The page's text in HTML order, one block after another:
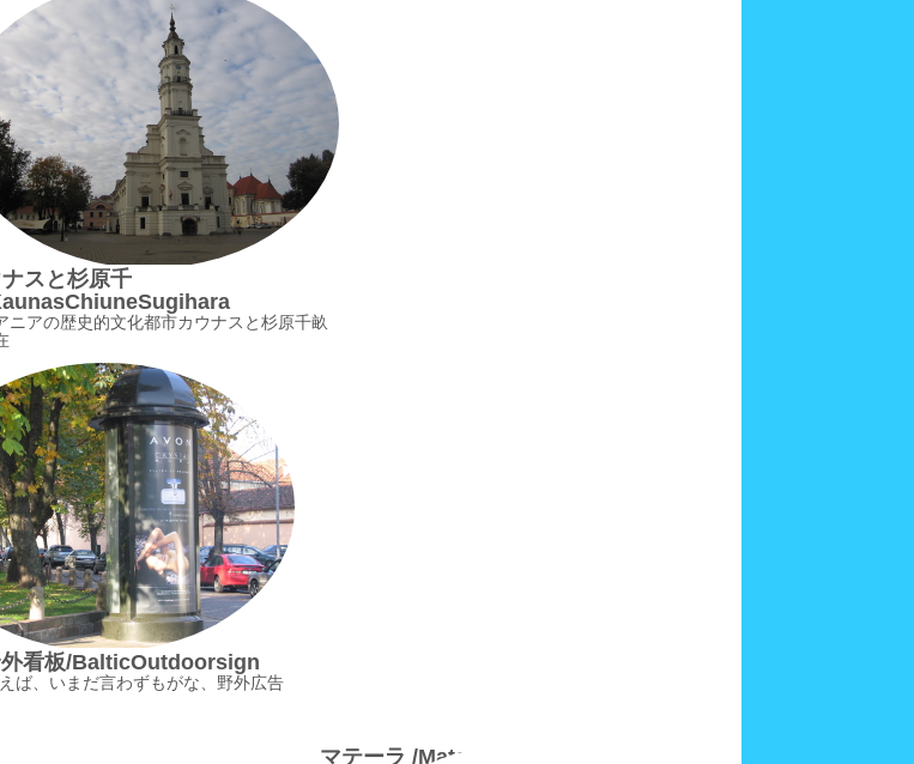
スと杉原千
ニアの歴史的文化都市カウナスと杉原千畝
看板/BalticOutdoorsign
ば、いまだ言わずもがな、野外広告
マテーラ /Matera